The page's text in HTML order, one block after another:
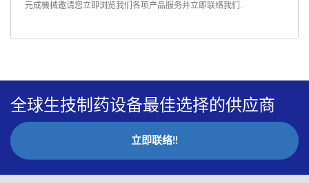
元成機械邀请您立即浏览我们各项产品服务并立即联络我们
全球生技制药设备最佳选择的供应商
立即联络!!